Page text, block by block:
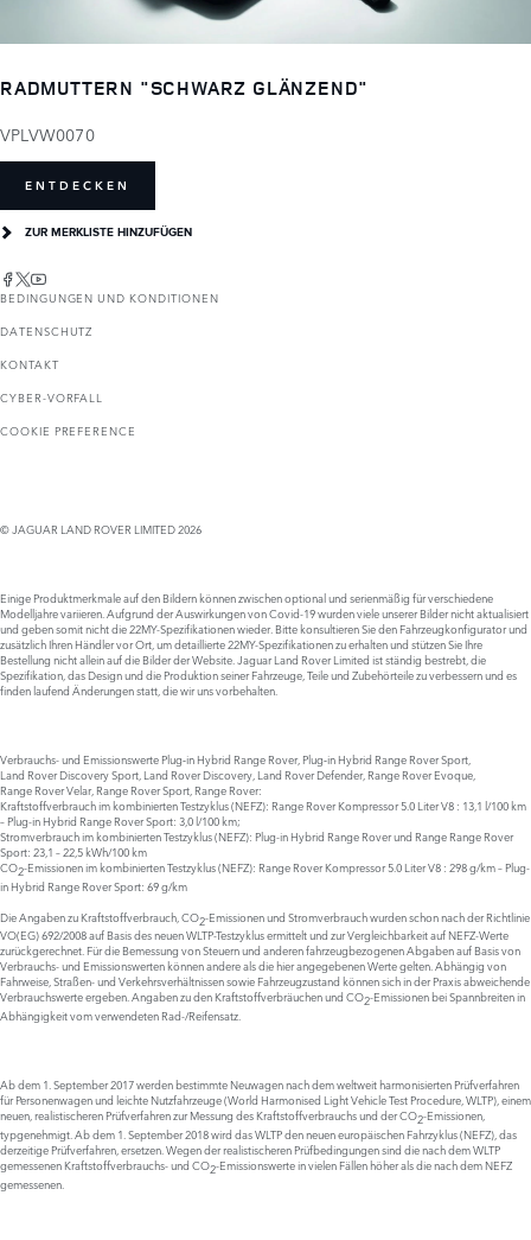
RADMUTTERN "SCHWARZ GLÄNZEND"
VPLVW0070
ENTDECKEN
ZUR MERKLISTE HINZUFÜGEN
BEDINGUNGEN UND KONDITIONEN
DATENSCHUTZ
KONTAKT
CYBER-VORFALL
COOKIE PREFERENCE
© JAGUAR LAND ROVER LIMITED 2026
Einige Produktmerkmale auf den Bildern können zwischen optional und serienmäßig für verschiedene
Modelljahre variieren. Aufgrund der Auswirkungen von Covid-19 wurden viele unserer Bilder nicht aktualisiert
und geben somit nicht die 22MY-Spezifikationen wieder. Bitte konsultieren Sie den Fahrzeugkonfigurator und
zusätzlich Ihren Händler vor Ort, um detaillierte 22MY-Spezifikationen zu erhalten und stützen Sie Ihre
Bestellung nicht allein auf die Bilder der Website. Jaguar Land Rover Limited ist ständig bestrebt, die
Spezifikation, das Design und die Produktion seiner Fahrzeuge, Teile und Zubehörteile zu verbessern und es
finden laufend Änderungen statt, die wir uns vorbehalten.
Verbrauchs- und Emissionswerte Plug‑in Hybrid Range Rover, Plug‑in Hybrid Range Rover Sport,
Land Rover Discovery Sport, Land Rover Discovery, Land Rover Defender, Range Rover Evoque,
Range Rover Velar, Range Rover Sport, Range Rover:
Kraftstoffverbrauch im kombinierten Testzyklus (NEFZ): Range Rover Kompressor 5.0 Liter V8 : 13,1 l/100 km
– Plug-in Hybrid Range Rover Sport: 3,0 l/100 km;
Stromverbrauch im kombinierten Testzyklus (NEFZ): Plug-in Hybrid Range Rover und Range Range Rover
Sport: 23,1 – 22,5 kWh/100 km
CO2-Emissionen im kombinierten Testzyklus (NEFZ): Range Rover Kompressor 5.0 Liter V8 : 298 g/km – Plug-
in Hybrid Range Rover Sport: 69 g/km
Die Angaben zu Kraftstoffverbrauch, CO2-Emissionen und Stromverbrauch wurden schon nach der Richtlinie
VO(EG) 692/2008 auf Basis des neuen WLTP-Testzyklus ermittelt und zur Vergleichbarkeit auf NEFZ-Werte
zurückgerechnet. Für die Bemessung von Steuern und anderen fahrzeugbezogenen Abgaben auf Basis von
Verbrauchs- und Emissionswerten können andere als die hier angegebenen Werte gelten. Abhängig von
Fahrweise, Straßen- und Verkehrsverhältnissen sowie Fahrzeugzustand können sich in der Praxis abweichende
Verbrauchswerte ergeben. Angaben zu den Kraftstoffverbräuchen und CO2-Emissionen bei Spannbreiten in
Abhängigkeit vom verwendeten Rad-/Reifensatz.
Ab dem 1. September 2017 werden bestimmte Neuwagen nach dem weltweit harmonisierten Prüfverfahren
für Personenwagen und leichte Nutzfahrzeuge (World Harmonised Light Vehicle Test Procedure, WLTP), einem
neuen, realistischeren Prüfverfahren zur Messung des Kraftstoffverbrauchs und der CO2-Emissionen,
typgenehmigt. Ab dem 1. September 2018 wird das WLTP den neuen europäischen Fahrzyklus (NEFZ), das
derzeitige Prüfverfahren, ersetzen. Wegen der realistischeren Prüfbedingungen sind die nach dem WLTP
gemessenen Kraftstoffverbrauchs- und CO2-Emissionswerte in vielen Fällen höher als die nach dem NEFZ
gemessenen.